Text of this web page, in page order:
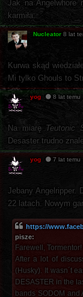
Jak na Angelwhore
karmiła.
Nucleator 8 lat
Kurwa skąd
Mi tylko Ghouls to
yog 8 lat temu
Na miarę Teutonic
Desaster trudno
yog 7 lat temu
Jebany Angelripper.
22 latach. Nowym
https://
pisze:
Farewell, Tormentor!
After a lot of
(Husky). It wasn´t
DESASTER in the
bands SODOM and